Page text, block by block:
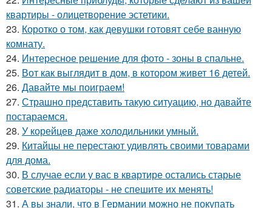
квартиры - олицетворение эстетики.
23. Коротко о том, как девушки готовят себе ванную
комнату.
24. Интересное решение для фото - зоны в спальне.
25. Вот как выглядит в дом, в котором живет 16 детей.
26. Давайте мы поиграем!
27. Страшно представить такую ситуацию, но давайте
постараемся.
28. У корейцев даже холодильники умный.
29. Китайцы не перестают удивлять своими товарами
для дома.
30. В случае если у вас в квартире остались старые
советские радиаторы - не спешите их менять!
31. А вы знали, что в Германии можно не покупать